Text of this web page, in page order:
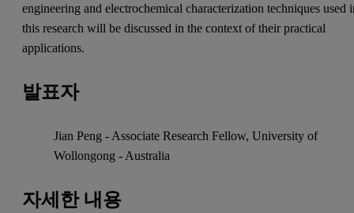
engineering and electrochemical characterization techniques used
this research will be discussed in the context of their practical
applications.
발표자
Jian Peng - Associate Research Fellow, University of
Wollongong - Australia
자세한 내용